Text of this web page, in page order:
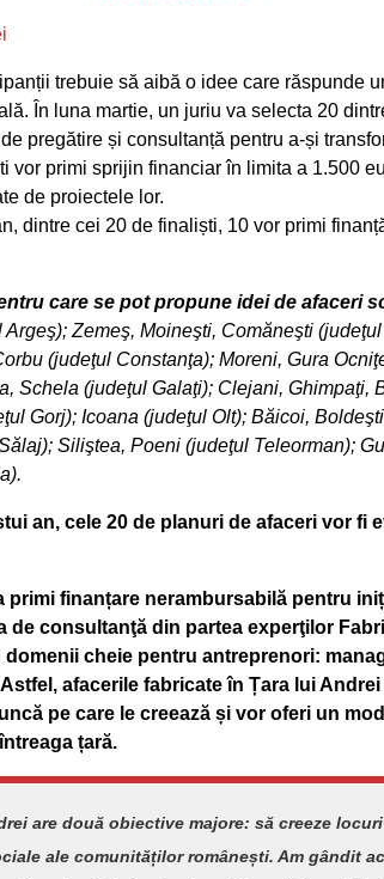
trebuie să aibă o idee care răspunde
În luna martie, un juriu va selecta 20
pregătire și consultanță pentru a-și
vor primi sprijin financiar în limita a 1.500
de proiectele lor.
dintre cei 20 de finaliști, 10 vor primi
care se pot propune idei de afaceri
Zemeş, Moineşti, Comăneşti
(judeţul Constanţa); Moreni, Gura
Schela (judeţul Galaţi); Clejani, Ghimpaţi,
Gorj); Icoana (judeţul Olt); Băicoi,
Siliştea, Poeni (judeţul Teleorman);
an, cele 20 de planuri de afaceri vor fi
primi finanțare nerambursabilă pentru
de consultanţă din partea experţilor
cheie pentru antreprenori:
afacerile fabricate în Țara lui
pe care le creează și vor oferi un
țară.
are două obiective majore: să creeze
ale comunităților românești. Am gândit